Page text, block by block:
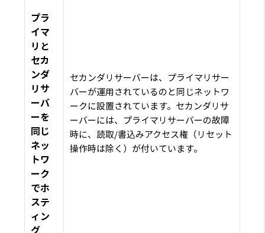
プラ
イマ
リと
セカ
ンダ
リサ
ーバ
ーを
同じ
ネッ
トワ
ーク
でホ
ステ
ィン
グ
セカンダリサーバーは、プライマリサー
バーが運用されているのと同じネットワ
ークに設置されています。セカンダリサ
ーバーには、プライマリサーバーの故障
時に、読取/書込みアクセス権（リセット
操作時は除く）が付いています。